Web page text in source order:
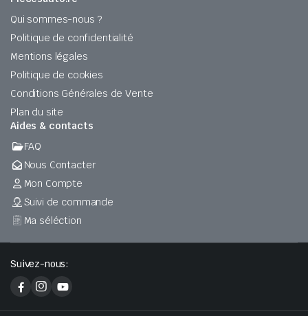
Qui sommes-nous ?
Politique de confidentialité
Mentions légales
Politique de cookies
Conditions Générales de Vente
Plan du site
Aides & contacts
FAQ
Nous Contacter
Mon Compte
Suivi de commande
Ma séléction
Suivez-nous: